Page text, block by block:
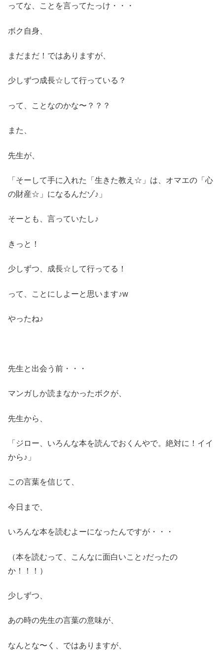
ってな、ことを言ってたっけ・・・
ボク自身、
まだまだ！ではありますが、
少しずつ成長☆して行っている？
って、ことなのかな〜？？？
また、
先生が、
「そーして手に入れた「生きた教え☆」は、オマエの「心
の財産☆」になるんだゾ♪」
そーとも、言っていたし♪
きっと！
少しずつ、成長☆して行ってる！
って、ことにしよーと思います♪w
やったね♪
先生と出会う前・・・
マンガしか読まなかったボクが、
先生から、
「ジロー、いろんな本を読んでおくんやで。絶対に！イイ
から♪」
この言葉を信じて、
今日まで、
いろんな本を読むよーになったんですが・・・
（本を読むって、こんなに面白いこと♪だったの
か！！！）
少しずつ、
あの時の先生の言葉の意味が、
なんとな〜く、ではありますが、